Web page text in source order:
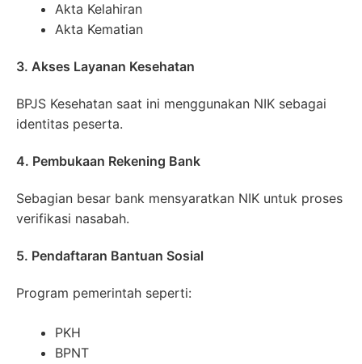
Akta Kelahiran
Akta Kematian
3. Akses Layanan Kesehatan
BPJS Kesehatan saat ini menggunakan NIK sebagai
identitas peserta.
4. Pembukaan Rekening Bank
Sebagian besar bank mensyaratkan NIK untuk proses
verifikasi nasabah.
5. Pendaftaran Bantuan Sosial
Program pemerintah seperti:
PKH
BPNT